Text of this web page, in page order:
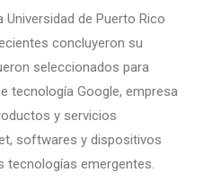
de Puerto Rico
concluyeron su
seleccionados para
tecnología Google, empresa
y servicios
softwares y dispositivos
tecnologías emergentes.